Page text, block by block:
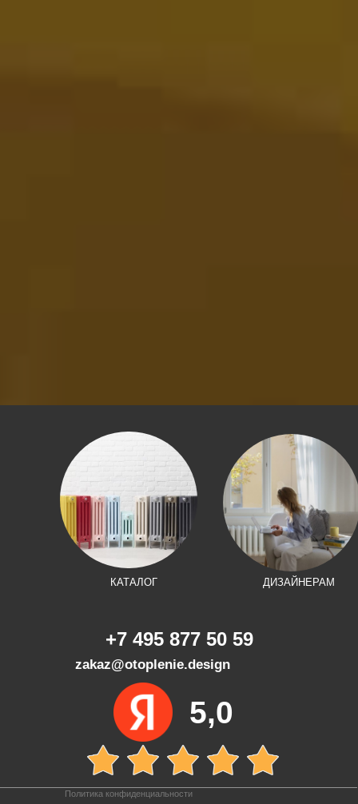
КАТАЛОГ ДИЗАЙНЕРАМ
+7 495 877 50 59
Политика конфиденциальности
zakaz@otoplenie.design
5,0